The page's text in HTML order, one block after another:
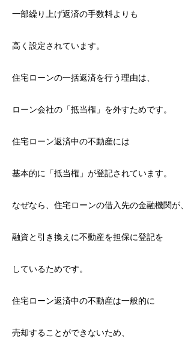
一部繰り上げ返済の手数料よりも
高く設定されています。
住宅ローンの一括返済を行う理由は、
ローン会社の「抵当権」を外すためです。
住宅ローン返済中の不動産には
基本的に「抵当権」が登記されています。
なぜなら、住宅ローンの借入先の金融機関が、
融資と引き換えに不動産を担保に登記を
しているためです。
住宅ローン返済中の不動産は一般的に
売却することができないため、